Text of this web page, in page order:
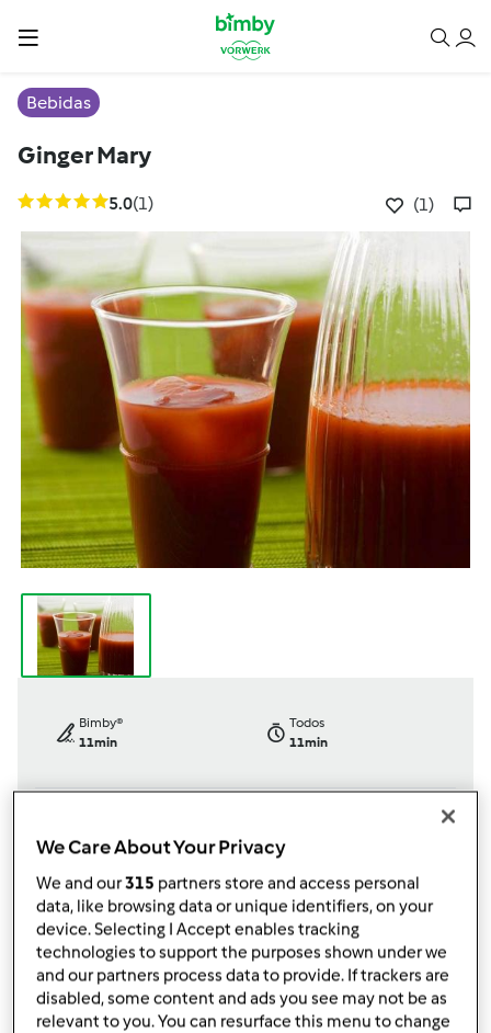
Bebidas
Ginger Mary
5.0(1) (1)
Bimby®
11min
Todos
11min
6dose/s
Oficialmente testada
TM31
porEquipa Bimby
We Care About Your Privacy
We and our315 partners store and access personal
data, like browsing data or unique identifiers, on your
device. Selecting I Accept enables tracking
technologies to support the purposes shown under we
and our partners process data to provide. If trackers are
disabled, some content and ads you see may not be as
relevant to you. You can resurface this menu to change